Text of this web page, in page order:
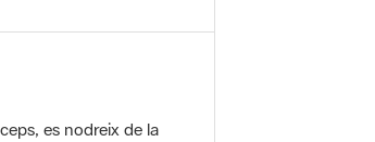
es nodreix de la